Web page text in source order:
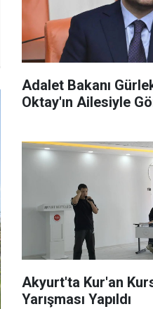
Adalet Bakanı
Oktay'ın Ailesiyle
Akyurt'ta Kur'an
Yarışması Yapıldı